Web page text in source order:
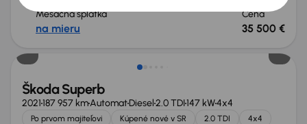
Mesačná splátka
na mieru
Cena
35 500 €
Možnosť odpočtu DPH
Škoda Superb
2021187 957 kmAutomatDiesel2.0 TDI147 kW4x4
Po prvom majiteľovi Kúpené nové v SR 2.0 TDI
4x4